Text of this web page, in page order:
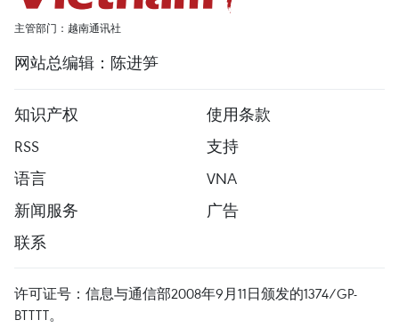
主管部门：越南通讯社
网站总编辑：陈进笋
知识产权
使用条款
RSS
支持
语言
VNA
新闻服务
广告
联系
许可证号：信息与通信部2008年9月11日颁发的1374/GP-
BTTTT。